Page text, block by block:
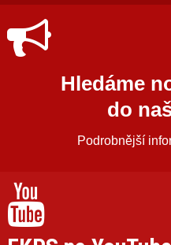
Hledáme
do
Podrobnější